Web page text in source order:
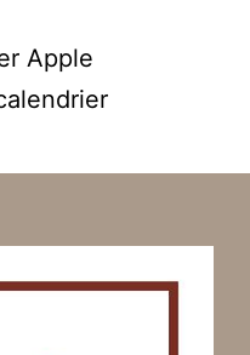
Apple